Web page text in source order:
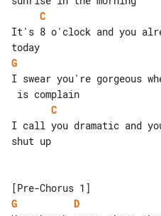
C
It's 8 o'clock and you
G
I swear you're gorgeous
C
I call you dramatic and
shut up
G
D